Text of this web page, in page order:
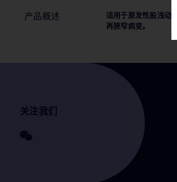
产品概述
适用于原发性股浅动
再狭窄病变。
关注我们